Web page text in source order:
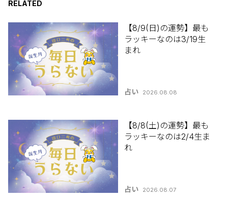
RELATED
【8/9(日)の運勢】最も
ラッキーなのは3/19生
まれ
占い 2026.08.08
【8/8(土)の運勢】最も
ラッキーなのは2/4生ま
れ
占い 2026.08.07